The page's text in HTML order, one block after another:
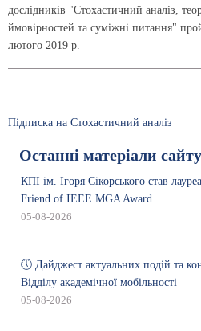
дослідників "Стохастичний аналіз,
ймовірностей та суміжні питання"
лютого 2019 р.
Підписка на Стохастичний аналіз
Останні матеріали сайту
КПІ ім. Ігоря Сікорського став
Friend of IEEE MGA Award
05-08-2026
🕔 Дайджест актуальних подій та
Відділу академічної мобільності
05-08-2026